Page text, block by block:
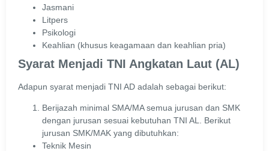
Jasmani
Litpers
Psikologi
Keahlian (khusus keagamaan dan keahlian pria)
Syarat Menjadi TNI Angkatan Laut (AL)
Adapun syarat menjadi TNI AD adalah sebagai berikut:
Berijazah minimal SMA/MA semua jurusan dan SMK
dengan jurusan sesuai kebutuhan TNI AL. Berikut
jurusan SMK/MAK yang dibutuhkan:
Teknik Mesin